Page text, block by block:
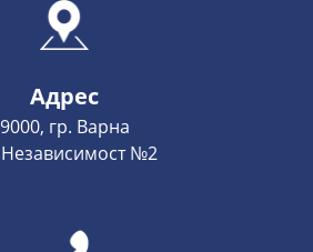
Адрес
9000, гр. Варна
№2